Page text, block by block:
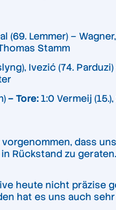
Lemmer) –
Stamm
Ivezić (74.
– Tore: 1:0 Vermeij
dass
Rückstand zu
heute nicht präzise
hat es uns auch